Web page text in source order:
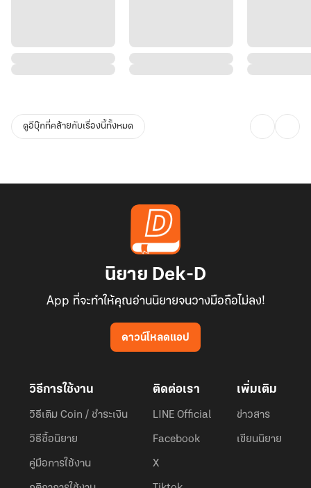
ดูอีบุ๊กที่คล้ายกับเรื่องนี้ทั้งหมด
นิยาย Dek-D
App ที่จะทำให้คุณอ่านนิยายจนวางมือถือไม่ลง!
ดาวน์โหลดแอป
วิธีการใช้งาน
วิธีเติม Coin / ชำระเงิน
วิธีซื้อนิยาย
คู่มือการใช้งาน
ติดต่อเรา
LINE Official
Facebook
X
เพิ่มเติม
ข่าวสาร
เขียนนิยาย